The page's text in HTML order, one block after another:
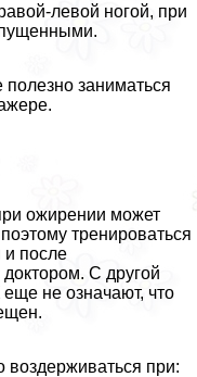
левой ногой, при
заниматься
ожирении может
тренироваться
и после
С другой
не означают, что
воздерживаться при: